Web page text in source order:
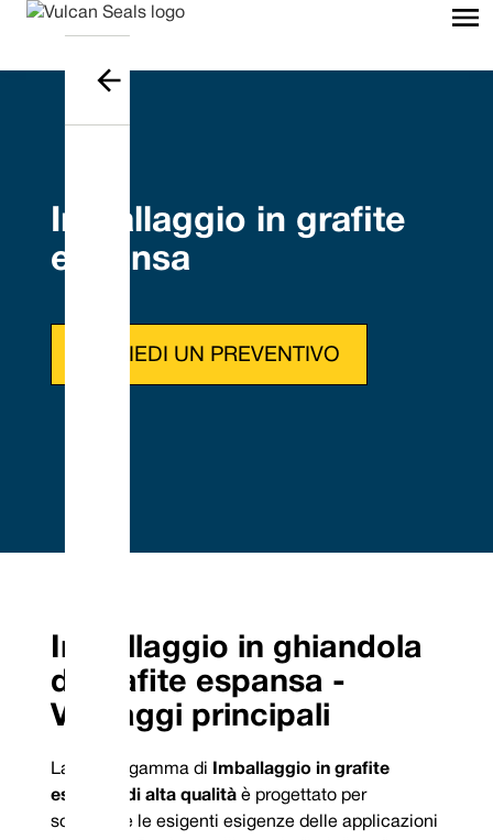
Imballaggio in grafite
espansa
RICHIEDI UN PREVENTIVO
contact@vulcanseals.com
Imballaggio in
Expanded PTFE Gasketing
UK/World: +44 (0) 114 249 3333 | USA: +1 952 955 8800 |
www.vulcanseals.com | contact@vulcanseals.com
Imballaggio in ghiandola
di grafite espansa -
Vantaggi principali
La nostra gamma di
Imballaggio in grafite
espansa di alta qualità è progettato per
soddisfare le esigenti esigenze delle applicazioni